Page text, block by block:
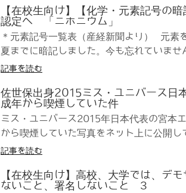
【在校生向け】【化学・元素記号の
認定へ 「ニホニウム」
＊元素記号一覧表（産経新聞より） 元
夏までに暗記しました。今も忘れていませ
記事を読む
佐世保出身2015ミス・ユニバース日
成年から喫煙していた件
ミス・ユニバース2015年日本代表の宮本
から喫煙していた写真をネット上に公開し
記事を読む
【在校生向け】高校、大学では、デ
ないこと、署名しないこと 3